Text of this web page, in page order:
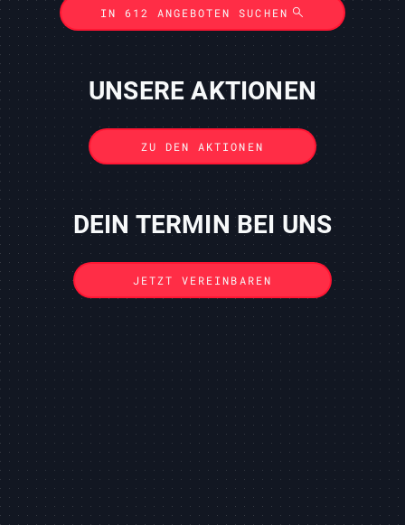
IN 612 ANGEBOTEN SUCHEN
UNSERE AKTIONEN
ZU DEN AKTIONEN
DEIN TERMIN BEI UNS
JETZT VEREINBAREN
RENAULT ANGEBOTE
AKTIONEN